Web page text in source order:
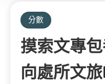
分數
摸索文專
向處所文